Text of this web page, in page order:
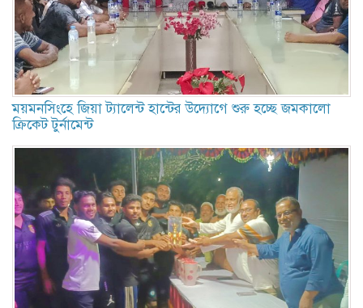
ময়মনসিংহে জিয়া ট্যালেন্ট হান্টের উদ্যোগে শুরু হচ্ছে জমকালো
ক্রিকেট টুর্নামেন্ট